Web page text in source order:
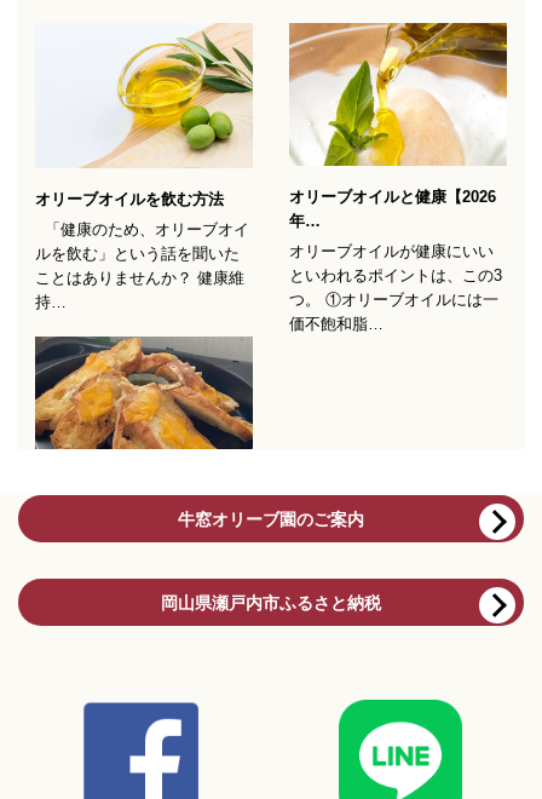
牛窓オリーブ園のご案内
岡山県瀬戸内市ふるさと納税